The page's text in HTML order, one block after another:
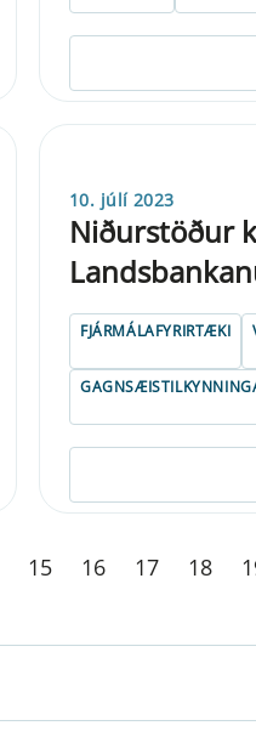
10. júlí 2023
Niðurstöður
FJÁRMÁLAFYRIRTÆKI
15 16 17 18